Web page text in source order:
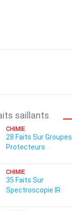
saillants
CHIMIE
28 Faits Sur Groupes
Protecteurs
CHIMIE
35 Faits Sur
Spectroscopie IR